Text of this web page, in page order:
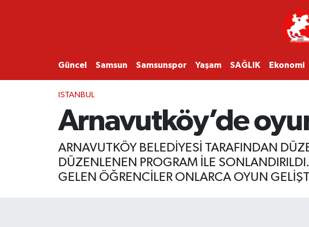
Güncel Samsun Samsunspor Yaşam SAĞLIK Ekonomi
ISTANBUL
Arnavutköy’de
ARNAVUTKÖY BELEDİYESİ TARAFINDAN
DÜZENLENEN PROGRAM İLE
GELEN ÖĞRENCİLER ONLARCA OYUN
SAMSUN
SAMSUNSPOR
EKONOMİ